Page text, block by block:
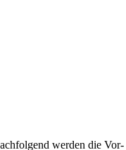
werden die